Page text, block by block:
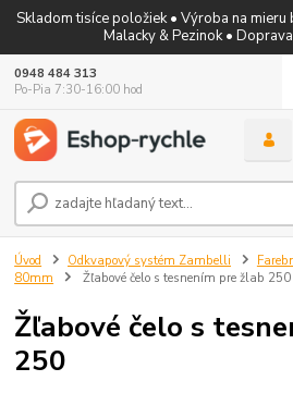
Skladom tisíce položiek • Výroba na
Malacky & Pezinok •
0948 484 313
Po-Pia 7:30-16:00 hod
Úvod Odkvapový systém Zambelli
80mm
Žľabové čelo s tesnením pre žlab 250
Žľabové čelo s
250